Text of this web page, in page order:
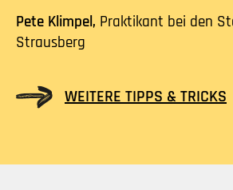
Pete Klimpel, Praktikant bei den
Strausberg
WEITERE TIPPS & TRICKS